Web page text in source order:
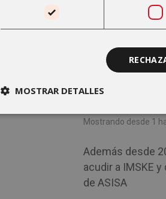
HOSPITALIZACION
CIRUGIA RAQUIS
Mostrando desde 1
Además desde
acudir a IMSKE
de ASISA
MOSTRAR DETALLES